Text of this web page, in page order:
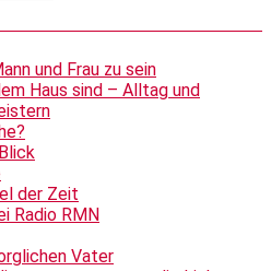
und Frau zu sein
Haus sind – Alltag und
der Zeit
Radio RMN
Vater